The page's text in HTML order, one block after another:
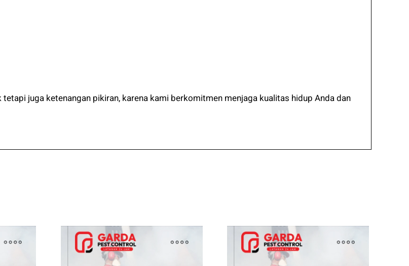
juga ketenangan pikiran, karena kami berkomitmen menjaga kualitas hidup Anda dan